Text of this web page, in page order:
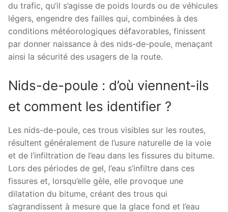
du trafic, qu’il s’agisse de poids lourds ou de véhicules
légers, engendre des failles qui, combinées à des
conditions météorologiques défavorables, finissent
par donner naissance à des nids-de-poule, menaçant
ainsi la sécurité des usagers de la route.
Nids-de-poule : d’où viennent-ils
et comment les identifier ?
Les nids-de-poule, ces trous visibles sur les routes,
résultent généralement de l’usure naturelle de la voie
et de l’infiltration de l’eau dans les fissures du bitume.
Lors des périodes de gel, l’eau s’infiltre dans ces
fissures et, lorsqu’elle gèle, elle provoque une
dilatation du bitume, créant des trous qui
s’agrandissent à mesure que la glace fond et l’eau